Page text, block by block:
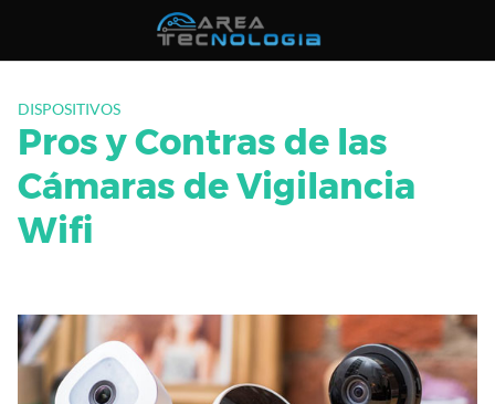
contenido
DISPOSITIVOS
Pros y Contras de las
Cámaras de Vigilancia
Wifi